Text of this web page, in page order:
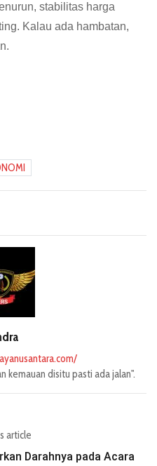
stabilitas harga
Kalau ada hambatan,
kemauan disitu pasti ada jalan".
article
Darahnya pada Acara